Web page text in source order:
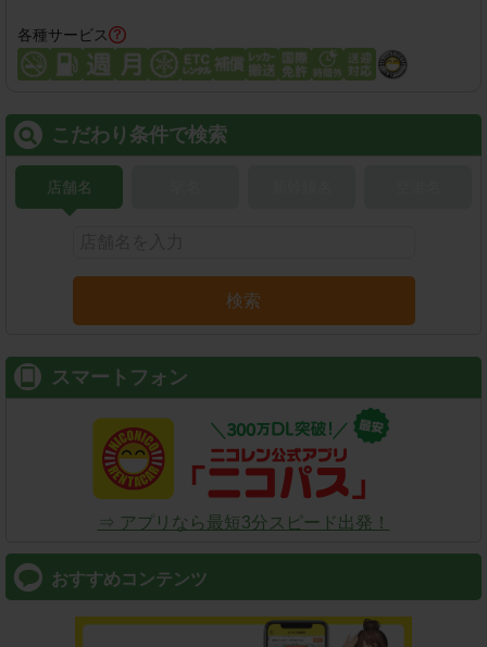
各種サービス
こだわり条件で検索
店舗名
検索
スマートフォン
⇒ アプリなら最短3分スピード出発！
おすすめコンテンツ